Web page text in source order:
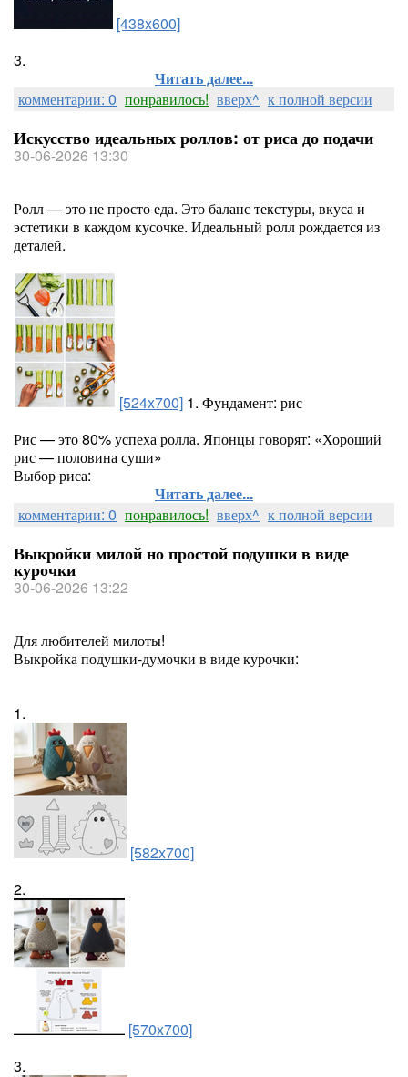
[438x600]
3.
Читать далее...
комментарии: 0 понравилось! вверх^ к полной версии
Искусство идеальных роллов: от риса до подачи
30-06-2026 13:30
Ролл — это не просто еда. Это баланс текстуры, вкуса и
эстетики в каждом кусочке. Идеальный ролл рождается из
деталей.
[524x700] 1. Фундамент: рис
Рис — это 80% успеха ролла. Японцы говорят: «Хороший
рис — половина суши»
Выбор риса:
Читать далее...
комментарии: 0 понравилось! вверх^ к полной версии
Выкройки милой но простой подушки в виде
курочки
30-06-2026 13:22
Для любителей милоты!
Выкройка подушки-думочки в виде курочки:
1.
[582x700]
2.
[570x700]
3.